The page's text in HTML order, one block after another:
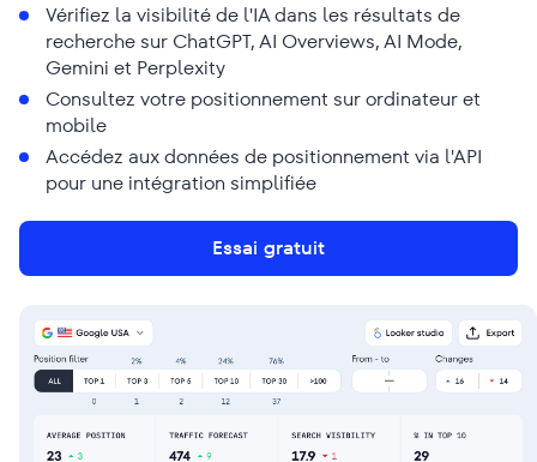
Vérifiez la visibilité de l'IA dans les résultats de
recherche sur ChatGPT, AI Overviews, AI Mode,
Gemini et Perplexity
Consultez votre positionnement sur ordinateur et
mobile
Accédez aux données de positionnement via l'API
pour une intégration simplifiée
Essai gratuit